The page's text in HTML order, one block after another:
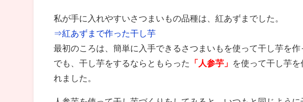
私が手に入れやすいさつまいもの品種は、紅あずまでした。
⇒紅あずまで作った干し芋
最初のころは、簡単に入手できるさつまいもを使って干し芋を作
でも、干し芋をするならともらった
「人参芋」
を使って干し芋
れました。